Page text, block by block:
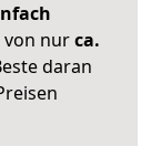
von nurca.
daran